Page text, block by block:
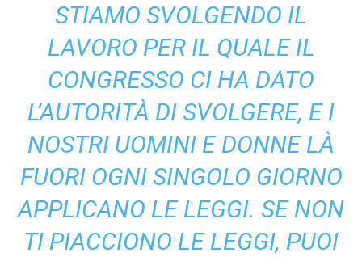
STIAMO SVOLGENDO IL
LAVORO PER IL QUALE IL
CONGRESSO CI HA DATO
L’AUTORITÀ DI SVOLGERE, E I
NOSTRI UOMINI E DONNE LÀ
FUORI OGNI SINGOLO GIORNO
APPLICANO LE LEGGI. SE NON
TI PIACCIONO LE LEGGI, PUOI